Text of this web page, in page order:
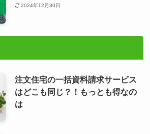
2024年12月30日
注文住宅の一括資料請求サービス
はどこも同じ？！もっとも得なの
は